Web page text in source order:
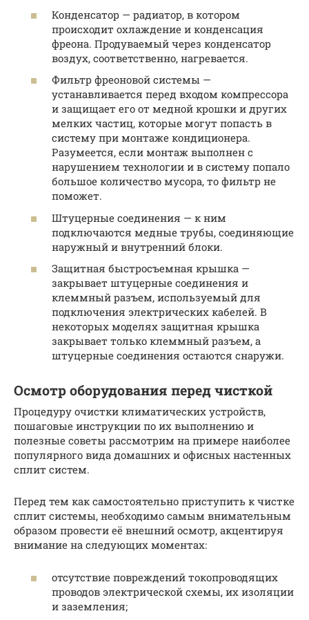
Конденсатор — радиатор, в котором
происходит охлаждение и конденсация
фреона. Продуваемый через конденсатор
воздух, соответственно, нагревается.
Фильтр фреоновой системы —
устанавливается перед входом компрессора
и защищает его от медной крошки и других
мелких частиц, которые могут попасть в
систему при монтаже кондиционера.
Разумеется, если монтаж выполнен с
нарушением технологии и в систему попало
большое количество мусора, то фильтр не
поможет.
Штуцерные соединения — к ним
подключаются медные трубы, соединяющие
наружный и внутренний блоки.
Защитная быстросъемная крышка —
закрывает штуцерные соединения и
клеммный разъем, используемый для
подключения электрических кабелей. В
некоторых моделях защитная крышка
закрывает только клеммный разъем, а
штуцерные соединения остаются снаружи.
Осмотр оборудования перед чисткой
Процедуру очистки климатических устройств,
пошаговые инструкции по их выполнению и
полезные советы рассмотрим на примере наиболее
популярного вида домашних и офисных настенных
сплит систем.
Перед тем как самостоятельно приступить к чистке
сплит системы, необходимо самым внимательным
образом провести её внешний осмотр, акцентируя
внимание на следующих моментах:
отсутствие повреждений токопроводящих
проводов электрической схемы, их изоляции
и заземления;